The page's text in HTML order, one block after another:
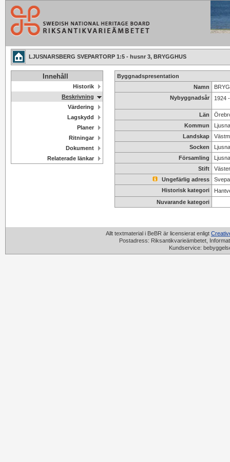
LJUSNARSBERG SVEPARTORP 1:5 - husnr 3, BRYGGHUS
Innehåll
Historik
Beskrivning
Värdering
Lagskydd
Planer
Ritningar
Dokument
Relaterade länkar
Byggnadspresentation
Namn
Nybyggnadsår
1924
Län
Kommun
Landskap
Socken
Församling
Stift
Ungefärlig adress
Historisk kategori
Nuvarande kategori
Allt textmaterial i BeBR är licensierat enligt
Postadress: Riksantikvarieämbetet,
Kundservice: